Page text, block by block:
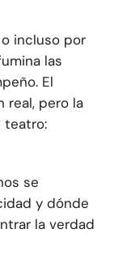
incluso por
las
El
real, pero la
teatro:
se
y dónde
la verdad